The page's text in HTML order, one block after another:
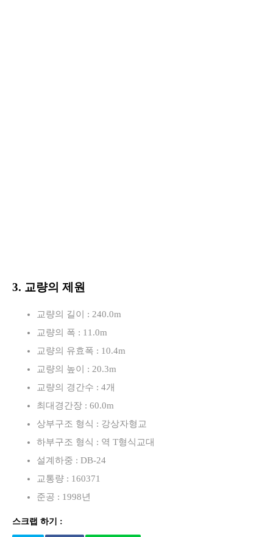
3. 교량의 제원
교량의 길이 : 240.0m
교량의 폭 : 11.0m
교량의 유효폭 : 10.4m
교량의 높이 : 20.3m
교량의 경간수 : 4개
최대경간장 : 60.0m
상부구조 형식 : 강상자형교
하부구조 형식 : 역 T형식교대
설계하중 : DB-24
교통량 : 160371
준공 : 1998년
스크랩 하기 :